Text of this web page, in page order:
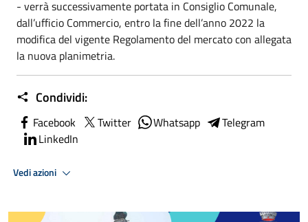
- verrà successivamente portata in Consiglio Comunale,
dall’ufficio Commercio, entro la fine dell’anno 2022 la
modifica del vigente Regolamento del mercato con allegata
la nuova planimetria.
Condividi:
Facebook Twitter Whatsapp
Telegram
LinkedIn
Vedi azioni